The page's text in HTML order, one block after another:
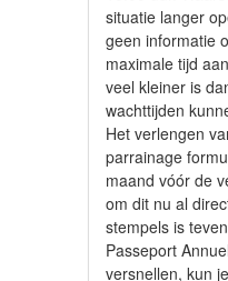
situatie langer
geen informatie
maximale tijd
veel kleiner is
wachttijden
Het verlengen
parrainage
maand vóór de
om dit nu al
stempels is
Passeport
versnellen, kun